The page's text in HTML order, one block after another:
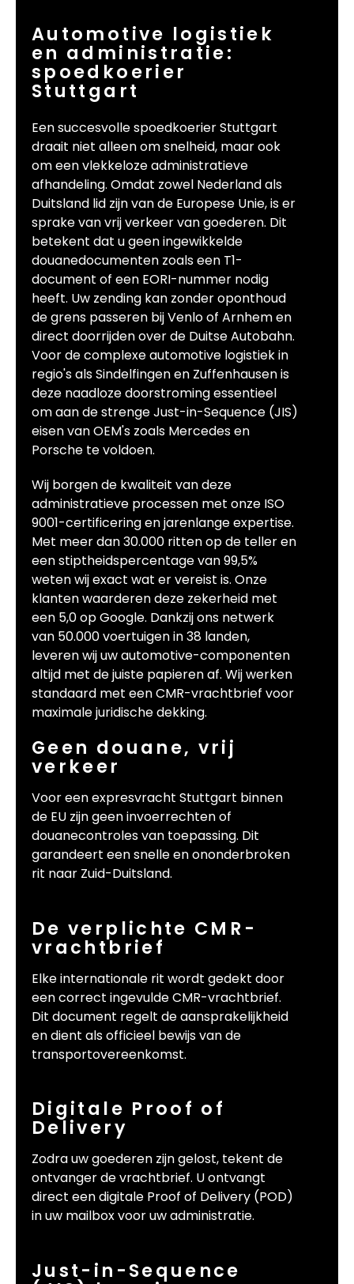
Automotive logistiek
en administratie:
spoedkoerier
Stuttgart
Een succesvolle spoedkoerier Stuttgart
draait niet alleen om snelheid, maar ook
om een vlekkeloze administratieve
afhandeling. Omdat zowel Nederland als
Duitsland lid zijn van de Europese Unie, is er
sprake van vrij verkeer van goederen. Dit
betekent dat u geen ingewikkelde
douanedocumenten zoals een T1-
document of een EORI-nummer nodig
heeft. Uw zending kan zonder oponthoud
de grens passeren bij Venlo of Arnhem en
direct doorrijden over de Duitse Autobahn.
Voor de complexe automotive logistiek in
regio's als Sindelfingen en Zuffenhausen is
deze naadloze doorstroming essentieel
om aan de strenge Just-in-Sequence (JIS)
eisen van OEM's zoals Mercedes en
Porsche te voldoen.
Wij borgen de kwaliteit van deze
administratieve processen met onze ISO
9001-certificering en jarenlange expertise.
Met meer dan 30.000 ritten op de teller en
een stiptheidspercentage van 99,5%
weten wij exact wat er vereist is. Onze
klanten waarderen deze zekerheid met
een 5,0 op Google. Dankzij ons netwerk
van 50.000 voertuigen in 38 landen,
leveren wij uw automotive-componenten
altijd met de juiste papieren af. Wij werken
standaard met een CMR-vrachtbrief voor
maximale juridische dekking.
Geen douane, vrij
verkeer
Voor een expresvracht Stuttgart binnen
de EU zijn geen invoerrechten of
douanecontroles van toepassing. Dit
garandeert een snelle en ononderbroken
rit naar Zuid-Duitsland.
De verplichte CMR-
vrachtbrief
Elke internationale rit wordt gedekt door
een correct ingevulde CMR-vrachtbrief.
Dit document regelt de aansprakelijkheid
en dient als officieel bewijs van de
transportovereenkomst.
Digitale Proof of
Delivery
Zodra uw goederen zijn gelost, tekent de
ontvanger de vrachtbrief. U ontvangt
direct een digitale Proof of Delivery (POD)
in uw mailbox voor uw administratie.
Just-in-Sequence